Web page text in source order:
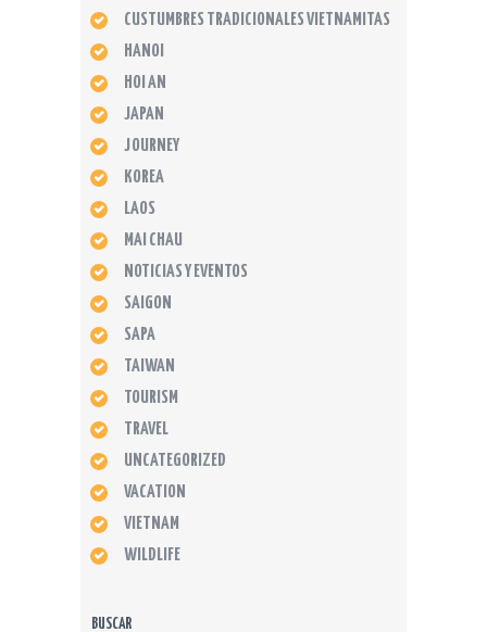
CUSTUMBRES TRADICIONALES VIETNAMITAS
HANOI
HOI AN
JAPAN
JOURNEY
KOREA
LAOS
MAI CHAU
NOTICIAS Y EVENTOS
SAIGON
SAPA
TAIWAN
TOURISM
TRAVEL
UNCATEGORIZED
VACATION
VIETNAM
WILDLIFE
BUSCAR